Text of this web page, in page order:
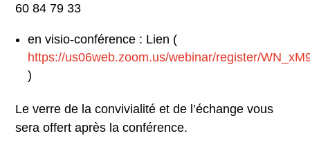
60 84 79 33
en visio-conférence : Lien (
https://us06web.zoom.us/webinar/register/
)
Le verre de la convivialité et de l’échange vous
sera offert après la conférence.